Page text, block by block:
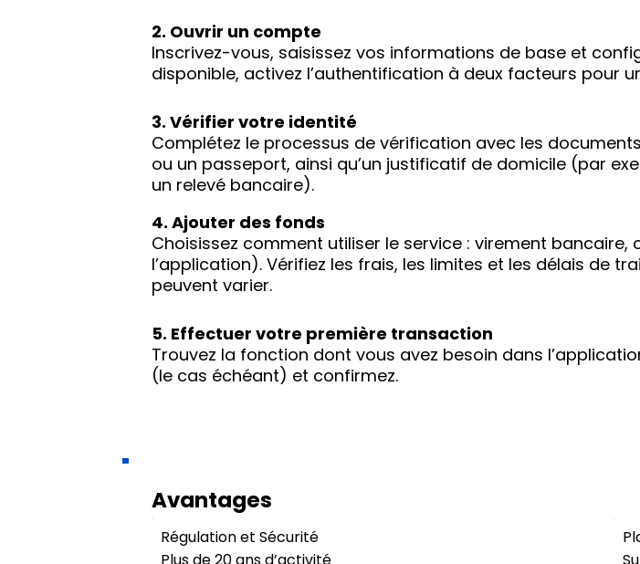
2. Ouvrir un compte
Inscrivez-vous, saisissez vos informations de base et
disponible, activez l’authentification à deux facteurs pour
3. Vérifier votre identité
Complétez le processus de vérification avec les
ou un passeport, ainsi qu’un justificatif de domicile (par
un relevé bancaire).
4. Ajouter des fonds
Choisissez comment utiliser le service : virement
l’application). Vérifiez les frais, les limites et les délais de
peuvent varier.
5. Effectuer votre première transaction
Trouvez la fonction dont vous avez besoin dans
(le cas échéant) et confirmez.
Avantages
Régulation et Sécurité
Plus de 20 ans d’activité